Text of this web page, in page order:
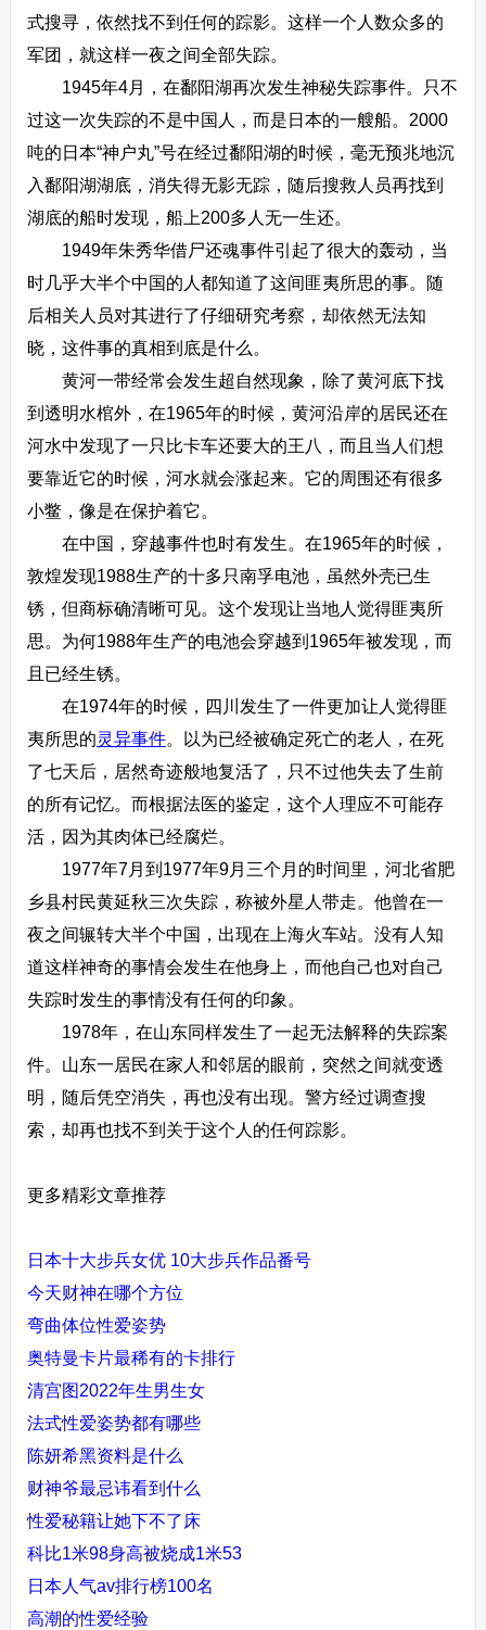
式搜寻，依然找不到任何的踪影。这样一个人数众多的
军团，就这样一夜之间全部失踪。
1945年4月，在鄱阳湖再次发生神秘失踪事件。只不
过这一次失踪的不是中国人，而是日本的一艘船。2000
吨的日本“神户丸”号在经过鄱阳湖的时候，毫无预兆地沉
入鄱阳湖湖底，消失得无影无踪，随后搜救人员再找到
湖底的船时发现，船上200多人无一生还。
1949年朱秀华借尸还魂事件引起了很大的轰动，当
时几乎大半个中国的人都知道了这间匪夷所思的事。随
后相关人员对其进行了仔细研究考察，却依然无法知
晓，这件事的真相到底是什么。
黄河一带经常会发生超自然现象，除了黄河底下找
到透明水棺外，在1965年的时候，黄河沿岸的居民还在
河水中发现了一只比卡车还要大的王八，而且当人们想
要靠近它的时候，河水就会涨起来。它的周围还有很多
小鳖，像是在保护着它。
在中国，穿越事件也时有发生。在1965年的时候，
敦煌发现1988生产的十多只南孚电池，虽然外壳已生
锈，但商标确清晰可见。这个发现让当地人觉得匪夷所
思。为何1988年生产的电池会穿越到1965年被发现，而
且已经生锈。
在1974年的时候，四川发生了一件更加让人觉得匪
夷所思的灵异事件。以为已经被确定死亡的老人，在死
了七天后，居然奇迹般地复活了，只不过他失去了生前
的所有记忆。而根据法医的鉴定，这个人理应不可能存
活，因为其肉体已经腐烂。
1977年7月到1977年9月三个月的时间里，河北省肥
乡县村民黄延秋三次失踪，称被外星人带走。他曾在一
夜之间辗转大半个中国，出现在上海火车站。没有人知
道这样神奇的事情会发生在他身上，而他自己也对自己
失踪时发生的事情没有任何的印象。
1978年，在山东同样发生了一起无法解释的失踪案
件。山东一居民在家人和邻居的眼前，突然之间就变透
明，随后凭空消失，再也没有出现。警方经过调查搜
索，却再也找不到关于这个人的任何踪影。
更多精彩文章推荐
日本十大步兵女优 10大步兵作品番号
今天财神在哪个方位
弯曲体位性爱姿势
奥特曼卡片最稀有的卡排行
清宫图2022年生男生女
法式性爱姿势都有哪些
陈妍希黑资料是什么
财神爷最忌讳看到什么
性爱秘籍让她下不了床
科比1米98身高被烧成1米53
日本人气av排行榜100名
高潮的性爱经验